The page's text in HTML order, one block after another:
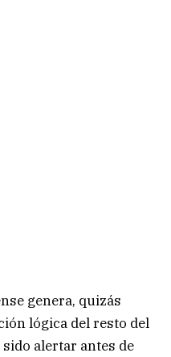
genera, quizás
lógica del resto del
alertar antes de